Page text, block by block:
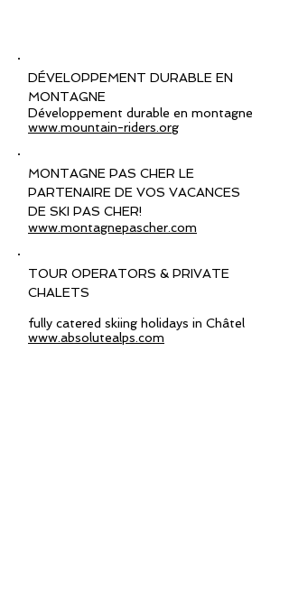
DÉVELOPPEMENT DURABLE EN
MONTAGNE
Développement durable en montagne
www.mountain-riders.org
MONTAGNE PAS CHER LE
PARTENAIRE DE VOS VACANCES
DE SKI PAS CHER!
www.montagnepascher.com
TOUR OPERATORS & PRIVATE
CHALETS
fully catered skiing holidays in Châtel
www.absolutealps.com